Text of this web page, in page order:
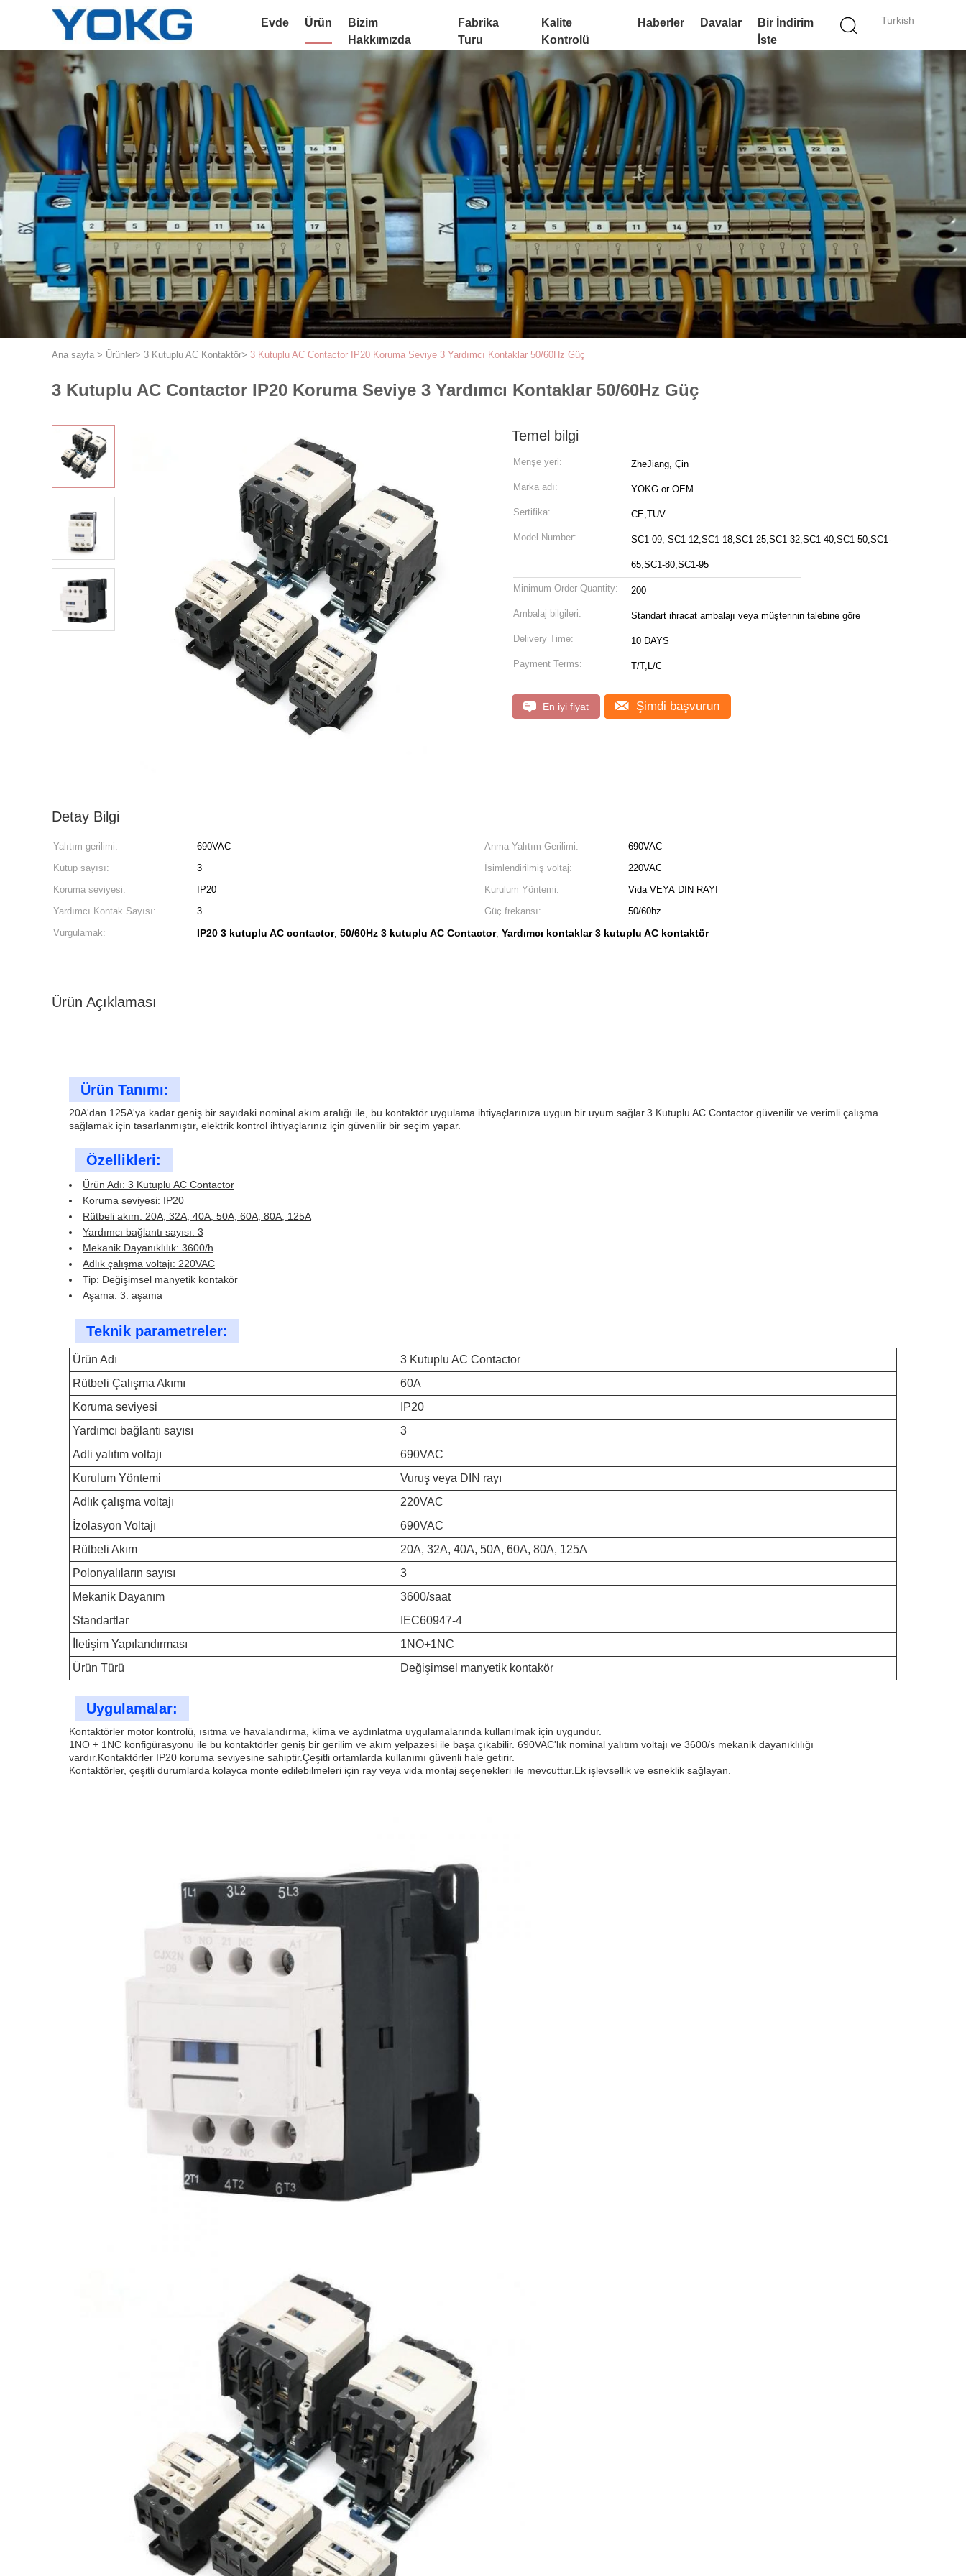
Turkish
Evde Ürün
Bizim
Hakkımızda
Fabrika
Turu
Kalite
Kontrolü
Haberler Davalar
Bir İndirim
İste
Ana sayfa > Ürünler> 3 Kutuplu AC Kontaktör> 3 Kutuplu AC Contactor IP20 Koruma Seviye 3 Yardımcı Kontaklar 50/60Hz Güç
3 Kutuplu AC Contactor IP20 Koruma Seviye 3 Yardımcı Kontaklar 50/60Hz Güç
Temel bilgi
Menşe yeri: ZheJiang, Çin
Marka adı: YOKG or OEM
Sertifika: CE,TUV
Model Number: SC1-09, SC1-12,SC1-18,SC1-25,SC1-32,SC1-40,SC1-50,SC1-
65,SC1-80,SC1-95
Minimum Order Quantity: 200
Ambalaj bilgileri: Standart ihracat ambalajı veya müşterinin talebine göre
Delivery Time: 10 DAYS
Payment Terms: T/T,L/C
En iyi fiyat Şimdi başvurun
Detay Bilgi
Yalıtım gerilimi: 690VAC Anma Yalıtım Gerilimi:
690VAC
Kutup sayısı:
3 İsimlendirilmiş voltaj:
220VAC
Koruma seviyesi:
IP20 Kurulum Yöntemi:
Vida VEYA DIN RAYI
Yardımcı Kontak Sayısı:
3 Güç frekansı:
50/60hz
Vurgulamak:
IP20 3 kutuplu AC contactor, 50/60Hz 3 kutuplu AC Contactor, Yardımcı kontaklar 3 kutuplu AC kontaktör
Ürün Açıklaması
Ürün Tanımı:
20A'dan 125A'ya kadar geniş bir sayıdaki nominal akım aralığı ile, bu kontaktör uygulama ihtiyaçlarınıza uygun bir uyum sağlar.3 Kutuplu AC Contactor güvenilir ve verimli çalışma
sağlamak için tasarlanmıştır, elektrik kontrol ihtiyaçlarınız için güvenilir bir seçim yapar.
Özellikleri:
Ürün Adı: 3 Kutuplu AC Contactor
Koruma seviyesi: IP20
Rütbeli akım: 20A, 32A, 40A, 50A, 60A, 80A, 125A
Yardımcı bağlantı sayısı: 3
Mekanik Dayanıklılık: 3600/h
Adlık çalışma voltajı: 220VAC
Tip: Değişimsel manyetik kontakör
Aşama: 3. aşama
Teknik parametreler:
Ürün Adı
3 Kutuplu AC Contactor
Rütbeli Çalışma Akımı
60A
Koruma seviyesi
IP20
Yardımcı bağlantı sayısı
3
Adli yalıtım voltajı
690VAC
Kurulum Yöntemi
Vuruş veya DIN rayı
Adlık çalışma voltajı
220VAC
İzolasyon Voltajı
690VAC
Rütbeli Akım
20A, 32A, 40A, 50A, 60A, 80A, 125A
Polonyalıların sayısı
3
Mekanik Dayanım
3600/saat
Standartlar
IEC60947-4
İletişim Yapılandırması
1NO+1NC
Ürün Türü
Değişimsel manyetik kontakör
Uygulamalar:
Kontaktörler motor kontrolü, ısıtma ve havalandırma, klima ve aydınlatma uygulamalarında kullanılmak için uygundur.
1NO + 1NC konfigürasyonu ile bu kontaktörler geniş bir gerilim ve akım yelpazesi ile başa çıkabilir. 690VAC'lık nominal yalıtım voltajı ve 3600/s mekanik dayanıklılığı
vardır.Kontaktörler IP20 koruma seviyesine sahiptir.Çeşitli ortamlarda kullanımı güvenli hale getirir.
Kontaktörler, çeşitli durumlarda kolayca monte edilebilmeleri için ray veya vida montaj seçenekleri ile mevcuttur.Ek işlevsellik ve esneklik sağlayan.